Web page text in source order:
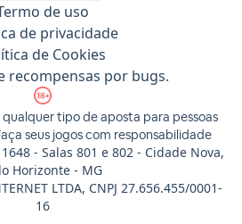
de uso
de privacidade
de Cookies
recompensas por bugs.
tipo de aposta para pessoas
seus jogos com responsabilidade
- Salas 801 e 802 - Cidade Nova,
Horizonte - MG
LTDA, CNPJ 27.656.455/0001-
16